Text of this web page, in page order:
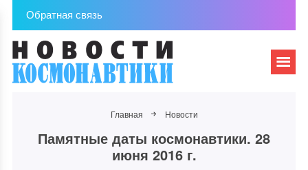
Обратная связь
Главная Новости
Памятные даты космонавтики. 28
июня 2016 г.